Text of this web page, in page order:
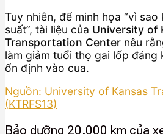
Tuy nhiên, để minh họa “vì
suất”, tài liệu của University of
Transportation Center nêu
làm giảm tuổi thọ gai lốp đáng
ổn định vào cua.
Nguồn: University of Kansas
(KTRFS13)
Bảo dưỡng 20.000 km của